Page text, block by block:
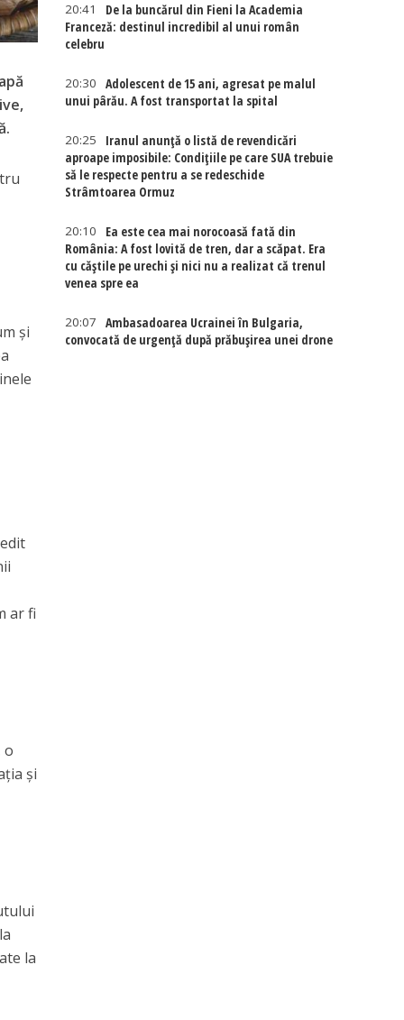
și
ar fi
o
și
la
20:41
De la buncărul din Fieni la Academia
Franceză: destinul incredibil al unui român
celebru
20:30
Adolescent de 15 ani, agresat pe malul
unui pârău. A fost transportat la spital
20:25
Iranul anunță o listă de revendicări
aproape imposibile: Condițiile pe care SUA trebuie
să le respecte pentru a se redeschide
Strâmtoarea Ormuz
20:10
Ea este cea mai norocoasă fată din
România: A fost lovită de tren, dar a scăpat. Era
cu căștile pe urechi și nici nu a realizat că trenul
venea spre ea
20:07
Ambasadoarea Ucrainei în Bulgaria,
convocată de urgență după prăbușirea unei drone